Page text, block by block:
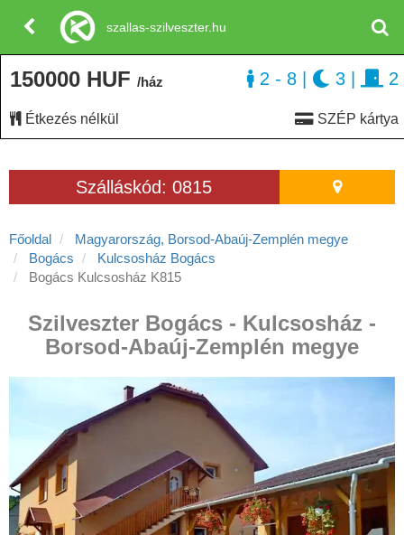
Szálláskód: 0815
Főoldal
Magyarország, Borsod-Abaúj-Zemplén megye
Bogács
Kulcsosház Bogács
Bogács Kulcsosház K815
Szilveszter Bogács - Kulcsosház -
Borsod-Abaúj-Zemplén megye
150000 HUF /ház
Étkezés nélkül SZÉP kártya
2 - 8 3 2
szallas-szilveszter.hu